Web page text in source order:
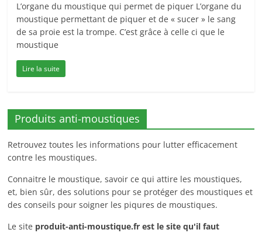
L’organe du moustique qui permet de piquer L’organe du
moustique permettant de piquer et de « sucer » le sang
de sa proie est la trompe. C’est grâce à celle ci que le
moustique
Lire la suite
Produits anti-moustiques
Retrouvez toutes les informations pour lutter efficacement
contre les moustiques.
Connaitre le moustique, savoir ce qui attire les moustiques,
et, bien sûr, des solutions pour se protéger des moustiques et
des conseils pour soigner les piqures de moustiques.
Le site produit-anti-moustique.fr est le site qu'il faut